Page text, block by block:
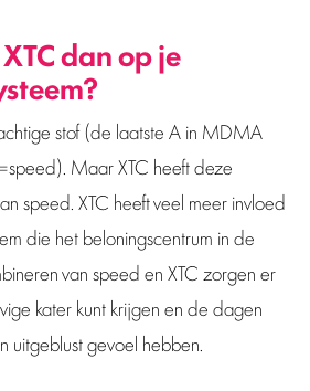
dan op je
stof (de laatste A in MDMA
Maar XTC heeft deze
speed. XTC heeft veel meer invloed
die het beloningscentrum in de
van speed en XTC zorgen er
kater kunt krijgen en de dagen
uitgeblust gevoel hebben.